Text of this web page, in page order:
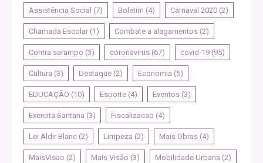
Assistência Social (7) Boletim (4) Carnaval 2020 (2)
Chamada Escolar (1) Combate a alagamentos (2)
Contra sarampo (3) coronavirus (67) covid-19 (95)
Cultura (3) Destaque (2) Economia (5)
EDUCAÇÃO (10) Esporte (4) Eventos (3)
Exercita Santana (3) Fiscalizacao (4)
Lei Aldir Blanc (2) Limpeza (2) Mais Obras (4)
MaisVisao (2) Mais Visão (3) Mobilidade Urbana (2)